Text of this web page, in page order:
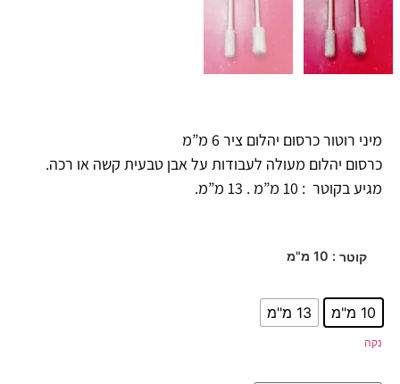
מיני רוטור כרסום יהלום ציר 6 מ”מ
כרסום יהלום מעולה לעבודות על אבן טבעית קשה או רכה.
מגיע בקוטר : 10 מ”מ . 13 מ”מ.
קוטר : 10 מ"מ
10 מ"מ 13 מ"מ
נקה